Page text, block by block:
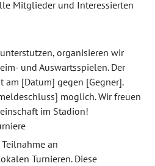
Mitglieder und Interessierten
organisieren wir
und Auswartsspielen. Der
am [Datum] gegen [Gegner].
moglich. Wir freuen
im Stadion!
an
Turnieren. Diese